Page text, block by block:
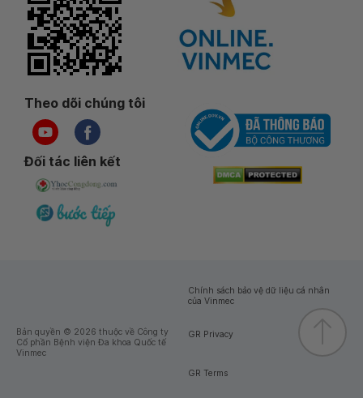
Theo dõi chúng tôi
Đối tác liên kết
Bản quyền © 2026 thuộc về Công ty
Cổ phần Bệnh viện Đa khoa Quốc tế
Vinmec
Chính sách bảo vệ dữ liệu cá nhân
của Vinmec
GR Privacy
GR Terms